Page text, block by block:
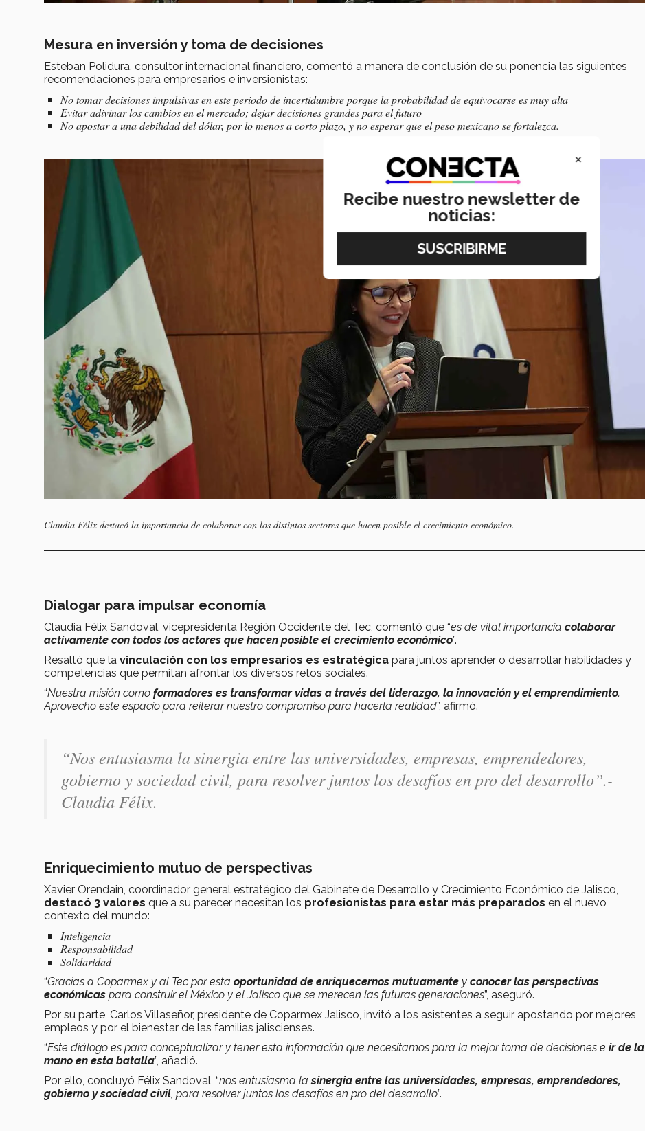
Mesura en inversión y toma de decisiones
Esteban Polidura, consultor internacional financiero, comentó a manera de conclusión de su ponencia las siguientes
recomendaciones para empresarios e inversionistas:
No tomar decisiones impulsivas en este periodo de incertidumbre porque la probabilidad de equivocarse es muy alta
Evitar adivinar los cambios en el mercado; dejar decisiones grandes para el futuro
No apostar a una debilidad del dólar, por lo menos a corto plazo, y no esperar que el peso mexicano se fortalezca.
Claudia Félix destacó la importancia de colaborar con los distintos sectores que hacen posible el crecimiento económico.
Dialogar para impulsar economía
Claudia Félix Sandoval, vicepresidenta Región Occidente del Tec, comentó que “es de vital importancia colaborar
activamente con todos los actores que hacen posible el crecimiento económico”.
Resaltó que la vinculación con los empresarios es estratégica para juntos aprender o desarrollar habilidades y
competencias que permitan afrontar los diversos retos sociales.
“Nuestra misión como formadores es transformar vidas a través del liderazgo, la innovación y el emprendimiento.
Aprovecho este espacio para reiterar nuestro compromiso para hacerla realidad”, afirmó.
“Nos entusiasma la sinergia entre las universidades, empresas, emprendedores,
gobierno y sociedad civil, para resolver juntos los desafíos en pro del desarrollo”.-
Claudia Félix.
Enriquecimiento mutuo de perspectivas
Xavier Orendain, coordinador general estratégico del Gabinete de Desarrollo y Crecimiento Económico de Jalisco,
destacó 3 valores que a su parecer necesitan los profesionistas para estar más preparados en el nuevo
contexto del mundo:
Inteligencia
Responsabilidad
Solidaridad
“Gracias a Coparmex y al Tec por esta oportunidad de enriquecernos mutuamente y conocer las perspectivas
económicas para construir el México y el Jalisco que se merecen las futuras generaciones”, aseguró.
Por su parte, Carlos Villaseñor, presidente de Coparmex Jalisco, invitó a los asistentes a seguir apostando por mejores
empleos y por el bienestar de las familias jaliscienses.
“Este diálogo es para conceptualizar y tener esta información que necesitamos para la mejor toma de decisiones e ir de la
mano en esta batalla”, añadió.
Por ello, concluyó Félix Sandoval, “nos entusiasma lasinergia entre las universidades, empresas, emprendedores,
gobierno y sociedad civil , para resolver juntos los desafíos en pro del desarrollo”.
×
Recibe nuestro newsletter de
noticias: